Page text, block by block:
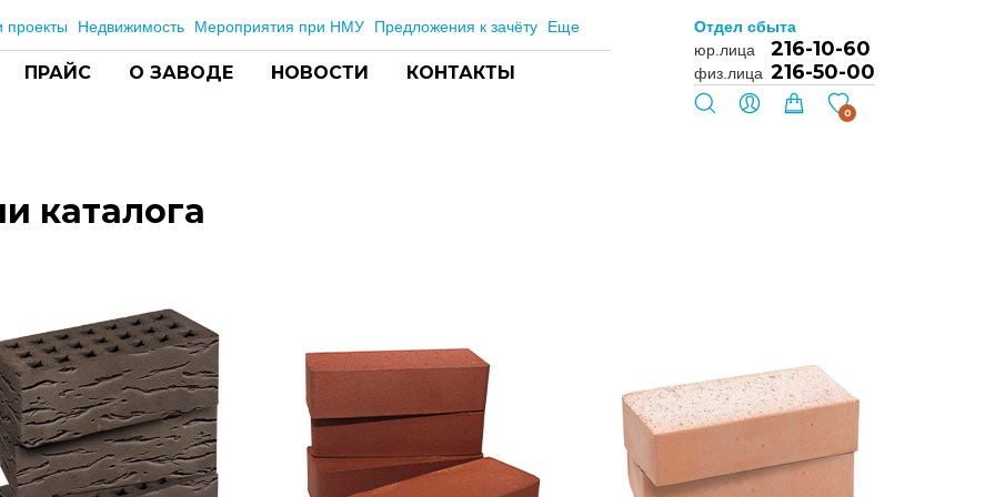
проекты Недвижимость Мероприятия при НМУ Предложения к зачёту Еще
ПРАЙС О ЗАВОДЕ НОВОСТИ КОНТАКТЫ
Отдел сбыта
юр.лица
216-10-60
физ.лица 216-50-00
0
каталога